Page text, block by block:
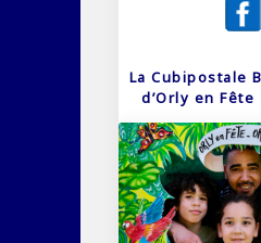
La Cubipostale
d’Orly en